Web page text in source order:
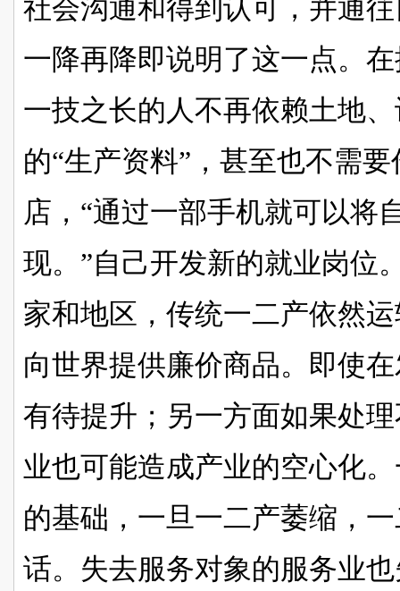
社会沟通和得到认可，并通
一降再降即说明了这一点。
一技之长的人不再依赖土地
的“生产资料” ，甚至也不需
店 ， “通过一部手机就可以将
现。 ”自己开发新的就业岗位
家和地区，传统一二产依然
向世界提供廉价商品。即使
有待提升；另一方面如果处
业也可能造成产业的空心化
的基础，一旦一二产萎缩，
话。失去服务对象的服务业